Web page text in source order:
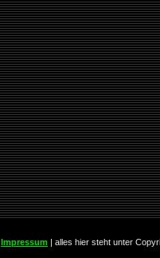
Impressum | alles hier steht unter